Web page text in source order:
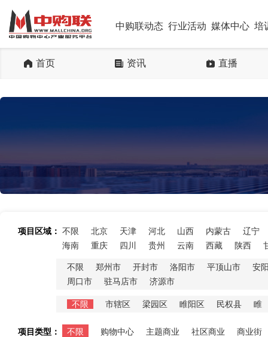
中购联动态 行业活动 媒体中心 培
首页 资讯 直播
项目区域： 不限 北京 天津 河北 山西 内蒙古
辽宁
海南
重庆 四川 贵州 云南 西藏 陕西
不限 郑州市 开封市 洛阳市 平顶山市
安
周口市
驻马店市 济源市
不限 市辖区 梁园区 睢阳区 民权县 睢
项目类型： 不限 购物中心 主题商业 社区商业 商业街